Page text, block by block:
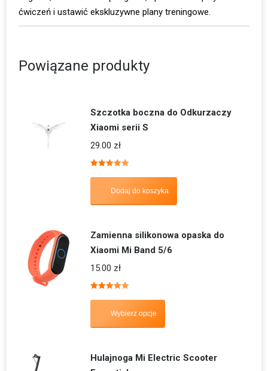
ćwiczeń i ustawić ekskluzywne plany treningowe.
Powiązane produkty
Szczotka boczna do Odkurzaczy
Xiaomi serii S
29.00 zł
5.00
Dodaj do koszyka
Zamienna silikonowa opaska do
Xiaomi Mi Band 5/6
15.00 zł
5.00
Wybierz opcje
Hulajnoga Mi Electric Scooter